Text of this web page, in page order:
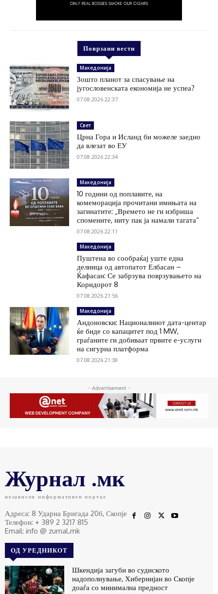
Поврзани вести
Македонија
Зошто планот за спасување на
југословенската економија не успеа?
07.08.2026 22:37
Свет
Црна Гора и Исланд би можеле заедно
да влезат во ЕУ
07.08.2026 22:34
Македонија
10 години од поплавите, на
комеморација прочитани имињата на
загинатите: „Времето не ги избриша
спомените, ниту пак ја намали тагата“
07.08.2026 22:11
Македонија
Пуштена во сообраќај уште една
делница од автопатот Елбасан –
Ќафасан: Се забрзува поврзувањето на
Коридорот 8
07.08.2026 21:56
Македонија
Андоновски: Националниот дата-центар
ќе биде со капацитет под 1 MW,
граѓаните ги добиваат првите е-услуги
на сигурна платформа
07.08.2026 21:38
- Advertisement -
Журнал .мк
независен информативен портал
Адреса: 8 Ударна Бригада 20б, Скопје
Телефон: + 389 2 3217 815
Email: info @ zurnal.mk
ОД УРЕДНИКОТ
Шкендија загуби во судиското
надополнување, Хибернијан во Скопје
доаѓа со минимална предност